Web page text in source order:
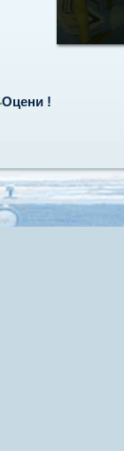
Оцени !